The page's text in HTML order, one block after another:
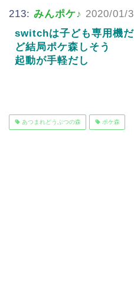
213: みんポケ♪ 2020/01/
switchは子ども専用機
ど結局ポケ森しそう
起動が手軽だし
あつまれどうぶつの森 ポケ森